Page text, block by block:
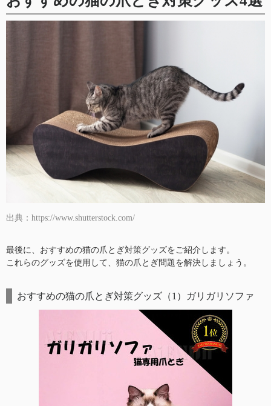
出典：https://www.shutterstock.com/
最後に、おすすめの猫の爪とぎ対策グッズをご紹介します。
これらのグッズを使用して、猫の爪とぎ問題を解決しましょう。
おすすめの猫の爪とぎ対策グッズ（1）ガリガリソファ